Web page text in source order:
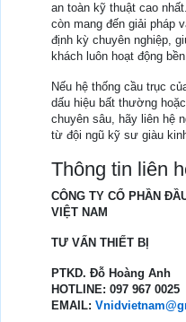
an toàn kỹ thuật cao
còn mang đến giải pháp
định kỳ chuyên nghiệp,
khách luôn hoạt động
Nếu hệ thống cầu trục
dấu hiệu bất thường
chuyên sâu, hãy liên hệ
từ đội ngũ kỹ sư giàu
Thông tin liên
CÔNG TY CỔ PHẦN
VIỆT NAM
TƯ VẤN THIẾT BỊ
PTKD. Đỗ Hoàng Anh
HOTLINE: 097 967 0025
EMAIL: